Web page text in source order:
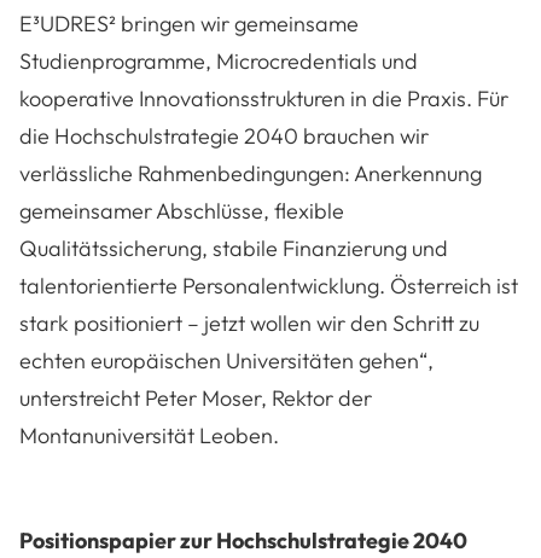
E³UDRES² bringen wir gemeinsame
Studienprogramme, Microcredentials und
kooperative Innovationsstrukturen in die Praxis. Für
die Hochschulstrategie 2040 brauchen wir
verlässliche Rahmenbedingungen: Anerkennung
gemeinsamer Abschlüsse, flexible
Qualitätssicherung, stabile Finanzierung und
talentorientierte Personalentwicklung. Österreich ist
stark positioniert – jetzt wollen wir den Schritt zu
echten europäischen Universitäten gehen“,
unterstreicht Peter Moser, Rektor der
Montanuniversität Leoben.
Positionspapier zur Hochschulstrategie 2040